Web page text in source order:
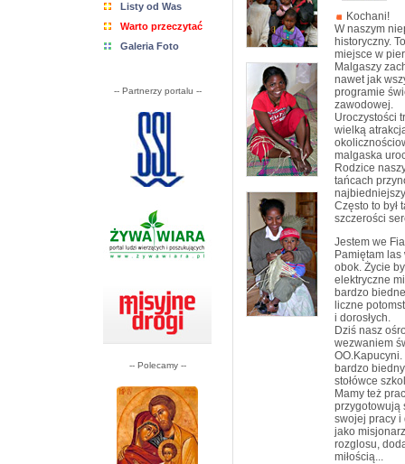
Listy od Was
Warto przeczytać
Galeria Foto
-- Partnerzy portalu --
-- Polecamy --
Kochani!
W naszym
historyczny.
miejsce w
Malgaszy
nawet jak
programie
zawodowej.
Uroczystości
wielką
malgaska
Rodzice
tańcach
Często to był
szczerości
Jestem we
Pamiętam
obok. Życie
elektryczne
bardzo
liczne
i dorosłych.
Dziś nasz
wezwaniem
bardzo
stołówce
Mamy też
przygotowują
swojej pracy i
jako
rozglosu,
miłością...